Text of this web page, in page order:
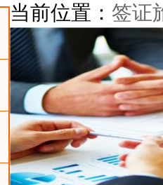
当前位置： 签证